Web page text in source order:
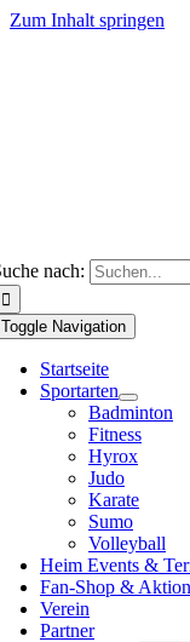
Zum Inhalt springen
nach:
Toggle Navigation
Startseite
Sportarten
Badminton
Fitness
Hyrox
Judo
Karate
Sumo
Volleyball
Heim Events &
Fan-Shop &
Verein
Partner